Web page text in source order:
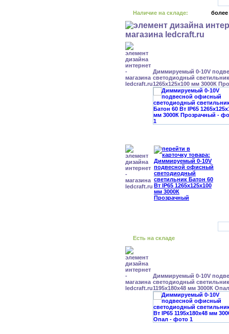
Наличие на складе: более
Диммируемый 0-10V
светодиодный
1265x125x100 мм 3000К
Есть на складе
Диммируемый 0-10V
светодиодный
1195x180x48 мм 3000К Опал